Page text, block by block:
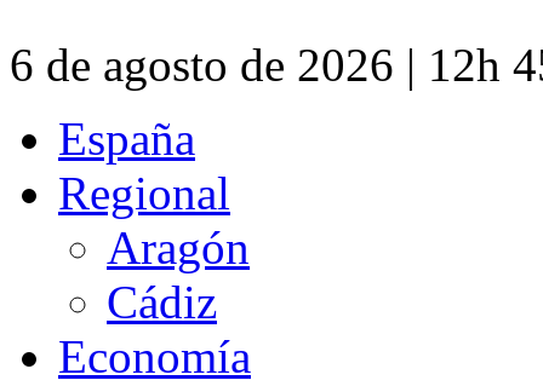
6 de agosto de 2026 | 12h
España
Regional
Aragón
Cádiz
Economía